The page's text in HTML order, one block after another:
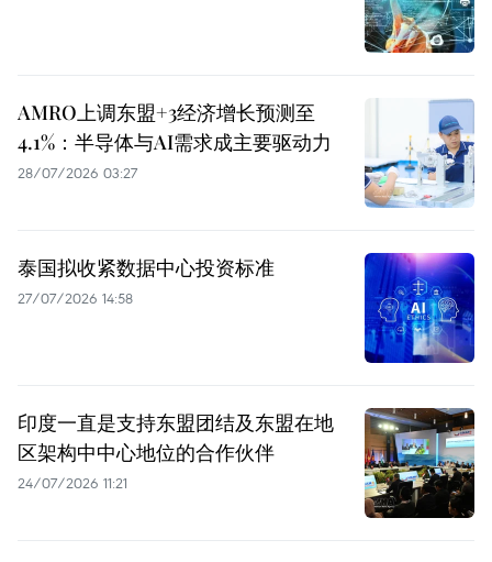
AMRO上调东盟+3经济增长预测至
4.1%：半导体与AI需求成主要驱动力
28/07/2026 03:27
泰国拟收紧数据中心投资标准
27/07/2026 14:58
印度一直是支持东盟团结及东盟在地
区架构中中心地位的合作伙伴
24/07/2026 11:21